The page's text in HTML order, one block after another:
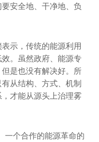
安全地、干净地、负
示，传统的能源利用
。虽然政府、能源专
是也没有解决好。所
从结构、方式、机制
才能从源头上治理雾
个合作的能源革命的